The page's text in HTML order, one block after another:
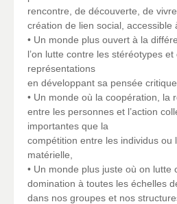
rencontre, de découverte, de
création de lien social, accessible
• Un monde plus ouvert à la
l’on lutte contre les stéréotypes
représentations
en développant sa pensée critique,
• Un monde où la coopération, la
entre les personnes et l’action
importantes que la
compétition entre les individus ou
matérielle,
• Un monde plus juste où on lutte
domination à toutes les échelles
dans nos groupes et nos